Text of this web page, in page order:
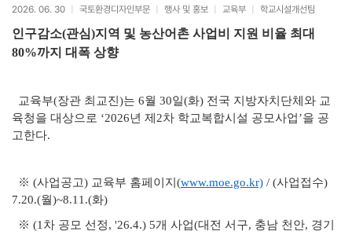
2026. 06. 30 국토환경디자인부문 행사 및 홍보 교육부 학교시설개선팀
인구감소(관심)지역 및 농산어촌 사업비 지원 비율 최대
80%까지 대폭 상향
교육부(장관 최교진)는 6월 30일(화) 전국 지방자치단체와 교
육청을 대상으로 ‘2026년 제2차 학교복합시설 공모사업’을 공
고한다.
※ (사업공고) 교육부 홈페이지(www.moe.go.kr) / (사업접수)
7.20.(월)~8.11.(화)
※ (1차 공모 선정, '26.4.) 5개 사업(대전 서구, 충남 천안, 경기